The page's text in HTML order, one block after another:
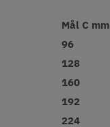
Mål C mm
96
128
160
192
224